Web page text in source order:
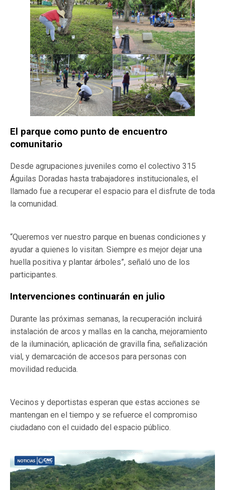
El parque como punto de encuentro
comunitario
Desde agrupaciones juveniles como el colectivo 315
Águilas Doradas hasta trabajadores institucionales, el
llamado fue a recuperar el espacio para el disfrute de toda
la comunidad.
“Queremos ver nuestro parque en buenas condiciones y
ayudar a quienes lo visitan. Siempre es mejor dejar una
huella positiva y plantar árboles”, señaló uno de los
participantes.
Intervenciones continuarán en julio
Durante las próximas semanas, la recuperación incluirá
instalación de arcos y mallas en la cancha, mejoramiento
de la iluminación, aplicación de gravilla fina, señalización
vial, y demarcación de accesos para personas con
movilidad reducida.
Vecinos y deportistas esperan que estas acciones se
mantengan en el tiempo y se refuerce el compromiso
ciudadano con el cuidado del espacio público.